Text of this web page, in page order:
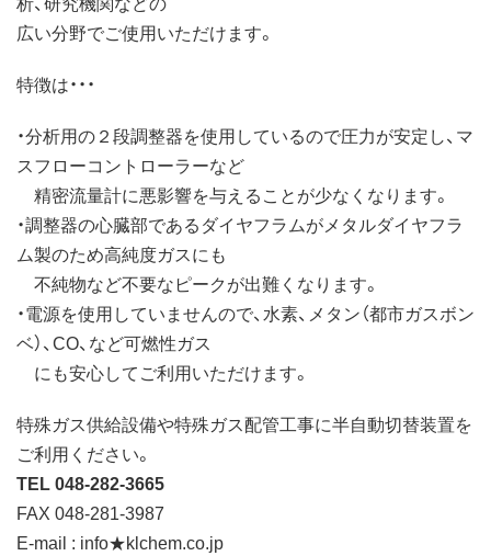
広い分野でご使用いただけます。
特徴は・・・
・分析用の２段調整器を使用しているので圧力が安定し、マ
スフローコントローラーなど
精密流量計に悪影響を与えることが少なくなります。
・調整器の心臓部であるダイヤフラムがメタルダイヤフラ
ム製のため高純度ガスにも
不純物など不要なピークが出難くなります。
・電源を使用していませんので、水素、メタン（都市ガスボン
ベ）、CO、など可燃性ガス
にも安心してご利用いただけます。
特殊ガス供給設備や特殊ガス配管工事に半自動切替装置を
ご利用ください。
TEL 048-282-3665
FAX 048-281-3987
E-mail : info★klchem.co.jp